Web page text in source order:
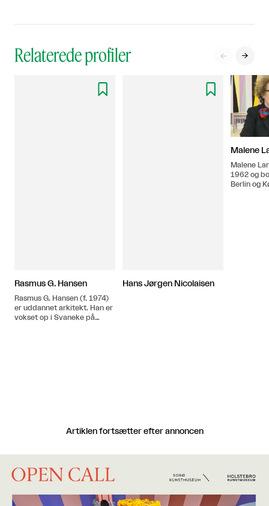
Relaterede profiler  

Rasmus G. Hansen
Rasmus G. Hansen (f. 1974)
er uddannet arkitekt. Han er
vokset op i Svaneke på

Hans Jørgen Nicolaisen
Malene
Malene
1962 og
Berlin og
Artiklen fortsætter efter annoncen